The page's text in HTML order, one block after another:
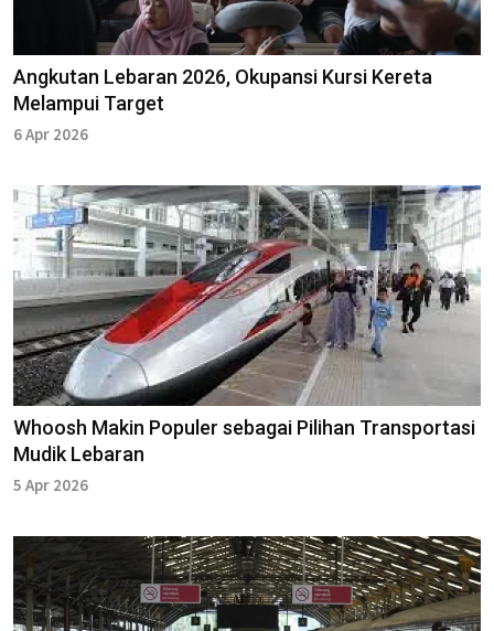
Angkutan Lebaran 2026, Okupansi Kursi Kereta
Melampui Target
6 Apr 2026
Whoosh Makin Populer sebagai Pilihan Transportasi
Mudik Lebaran
5 Apr 2026